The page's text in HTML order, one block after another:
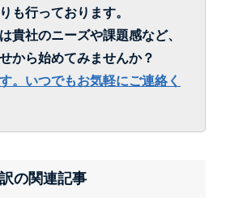
も行っております。
貴社のニーズや課題感など、
から始めてみませんか？
。いつでもお気軽にご連絡く
の関連記事